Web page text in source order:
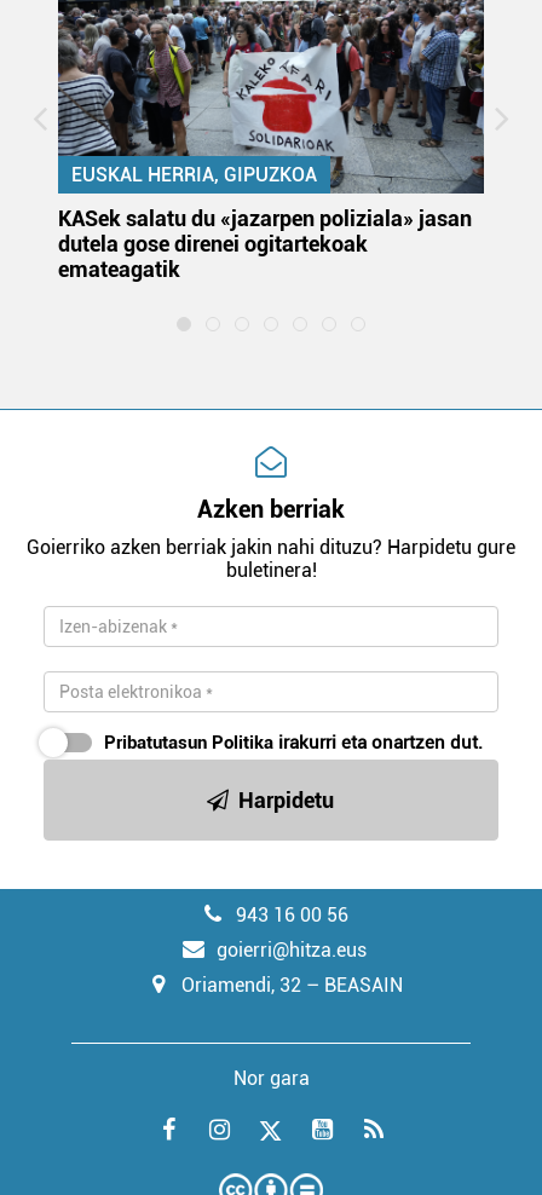
EUSKAL HERRIA, GIPUZKOA
KASek salatu du «jazarpen poliziala» jasan
dutela gose direnei ogitartekoak
emateagatik
Azken berriak
Goierriko azken berriak jakin nahi dituzu? Harpidetu gure
buletinera!
Pribatutasun Politika irakurri eta onartzen dut.
Harpidetu
943 16 00 56
goierri@hitza.eus
Oriamendi, 32 – BEASAIN
Nor gara